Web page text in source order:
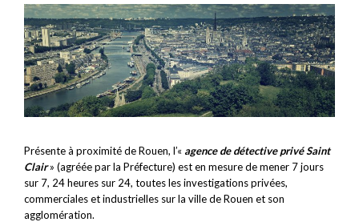
Présente à proximité de Rouen, l’« agence de détective privé Saint
Clair» (agréée par la Préfecture) est en mesure de mener 7 jours
sur 7, 24 heures sur 24, toutes les investigations privées,
commerciales et industrielles sur la ville de Rouen et son
agglomération.